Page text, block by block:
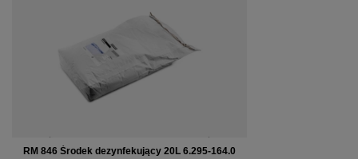
RM 846 Środek dezynfekujący 20L 6.295-164.0